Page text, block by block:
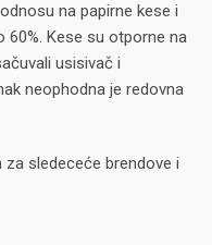
na papirne kese i
60%. Kese su otporne na
usisivač i
neophodna je redovna
sledeceće brendove i